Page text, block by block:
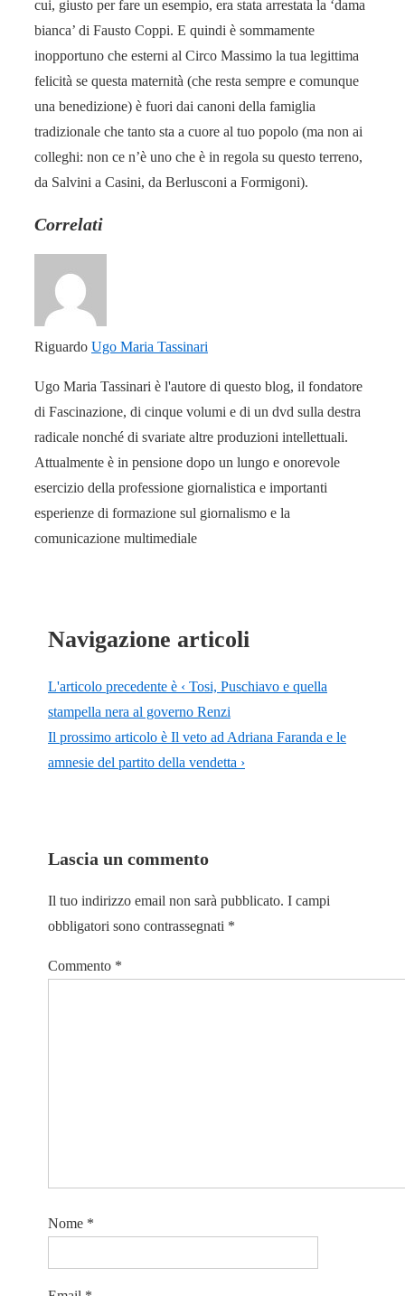
cui, giusto per fare un esempio, era stata arrestata la ‘dama
bianca’ di Fausto Coppi. E quindi è sommamente
inopportuno che esterni al Circo Massimo la tua legittima
felicità se questa maternità (che resta sempre e comunque
una benedizione) è fuori dai canoni della famiglia
tradizionale che tanto sta a cuore al tuo popolo (ma non ai
colleghi: non ce n’è uno che è in regola su questo terreno,
da Salvini a Casini, da Berlusconi a Formigoni).
Correlati
Riguardo Ugo Maria Tassinari
Ugo Maria Tassinari è l'autore di questo blog, il fondatore
di Fascinazione, di cinque volumi e di un dvd sulla destra
radicale nonché di svariate altre produzioni intellettuali.
Attualmente è in pensione dopo un lungo e onorevole
esercizio della professione giornalistica e importanti
esperienze di formazione sul giornalismo e la
comunicazione multimediale
Navigazione articoli
L'articolo precedente è ‹ Tosi, Puschiavo e quella
stampella nera al governo Renzi
Il prossimo articolo è Il veto ad Adriana Faranda e le
amnesie del partito della vendetta ›
Lascia un commento
Il tuo indirizzo email non sarà pubblicato. I campi
obbligatori sono contrassegnati *
Commento *
Nome *